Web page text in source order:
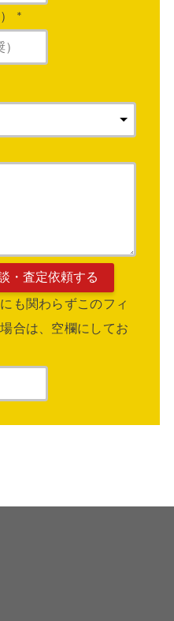
*
も関わらずこのフィ
合は、空欄にしてお